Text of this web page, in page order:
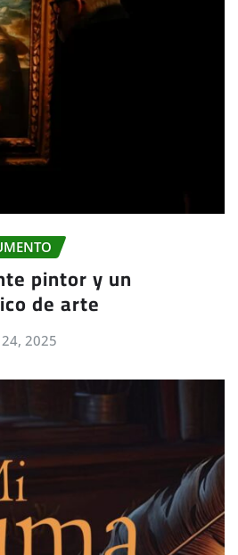
pintor y un
de arte
2025